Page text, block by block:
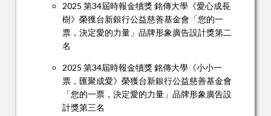
2025 第34屆時報金犢獎 銘傳大學《愛心成長
樹》榮獲台新銀行公益慈善基金會「您的一
票，決定愛的力量」品牌形象廣告設計獎第二
名
2025 第34屆時報金犢獎 銘傳大學《小小一
票，匯聚成愛》榮獲台新銀行公益慈善基金會
「您的一票，決定愛的力量」品牌形象廣告設
計獎第三名